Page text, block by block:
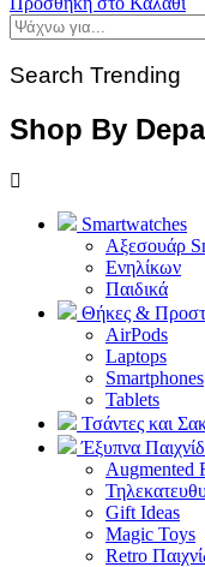
Search Trending
Shop By
Smartwatches
Αξεσουάρ
Ενηλίκων
Παιδικά
Θήκες &
AirPods
Laptops
Smartphones
Tablets
Τσάντες και
Έξυπνα
Augmented
Gift Ideas
Magic Toys
Retro